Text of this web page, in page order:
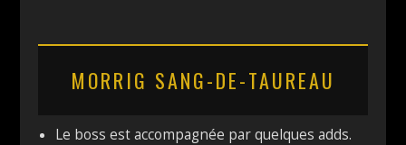
MORRIG SANG-DE-TAUREAU
Le boss est accompagnée par quelques adds.